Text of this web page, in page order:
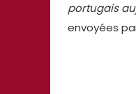
portugais
envoyées